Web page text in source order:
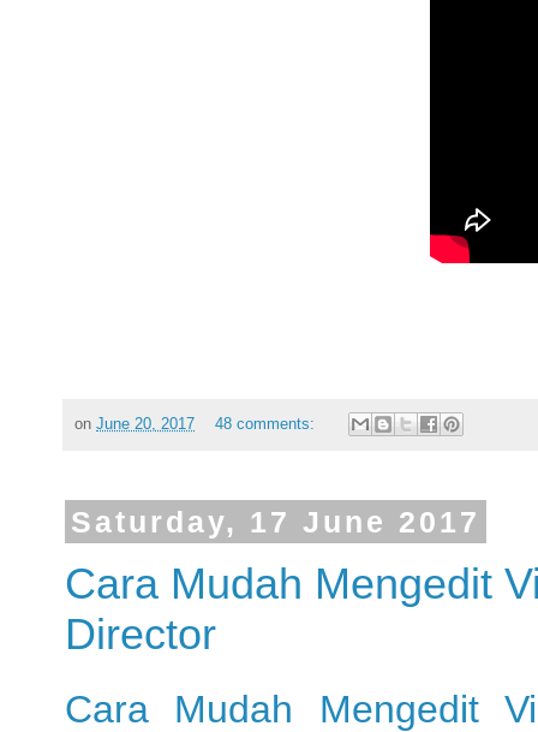
on June 20, 2017 48 comments:
Saturday, 17 June 2017
Cara Mudah Mengedit
Director
Cara Mudah Mengedit